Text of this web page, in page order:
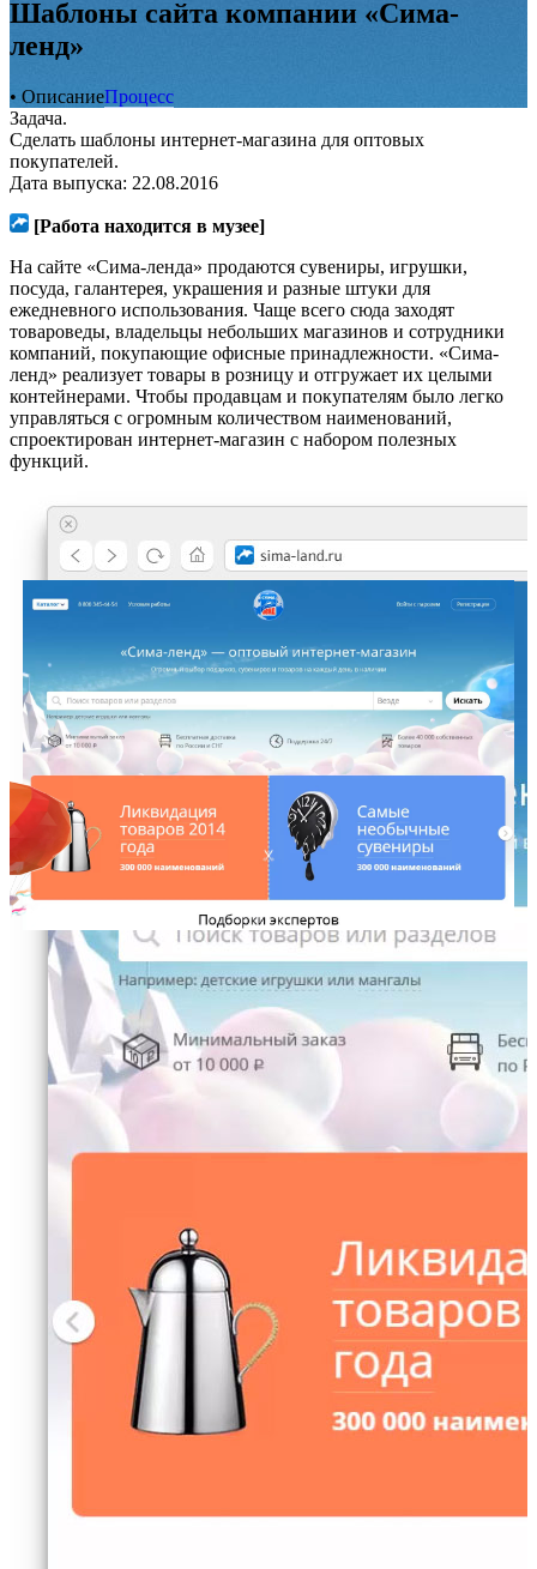
Шаблоны сайта компании «Сима-
ленд»
• ОписаниеПроцесс
Задача.
Сделать шаблоны интернет-магазина для оптовых
покупателей.
Дата выпуска: 22.08.2016
[Работа находится в музее]
На сайте «Сима-ленда» продаются сувениры, игрушки,
посуда, галантерея, украшения и разные штуки для
ежедневного использования. Чаще всего сюда заходят
товароведы, владельцы небольших магазинов и сотрудники
компаний, покупающие офисные принадлежности. «Сима-
ленд» реализует товары в розницу и отгружает их целыми
контейнерами. Чтобы продавцам и покупателям было легко
управляться с огромным количеством наименований,
спроектирован интернет-магазин с набором полезных
функций.